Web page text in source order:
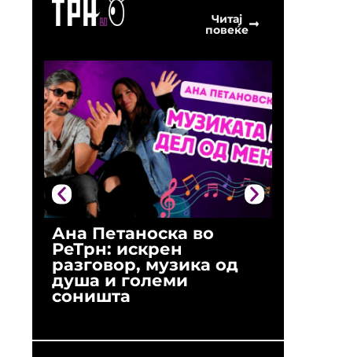
Читај
повеќе
Ана Петаноска во
РеТрн: искрен
разговор, музика од
душа и големи
соништа